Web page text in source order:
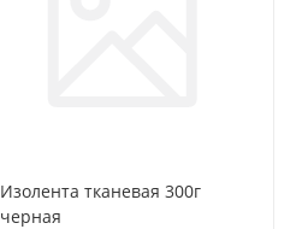
Изолента тканевая 300г
черная